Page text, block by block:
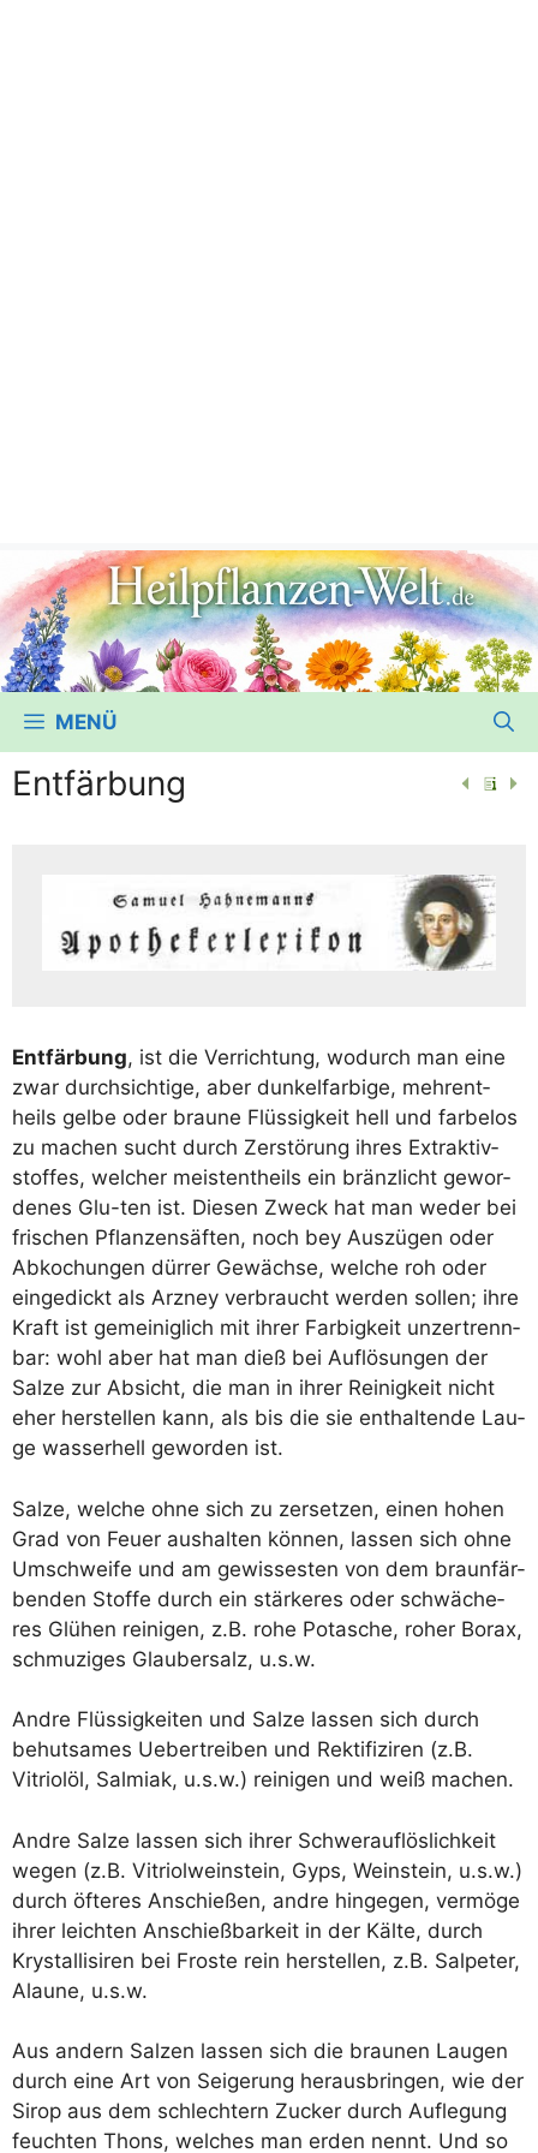
MENÜ
Entfärbung
Ent­fär­bung, ist die Ver­rich­tung, wodurch man eine
zwar durch­sich­ti­ge, aber dun­kel­far­bi­ge, meh­rent­
heils gel­be oder brau­ne Flüs­sig­keit hell und farbelos
zu machen sucht durch Zer­stö­rung ihres Extrak­tiv­
stof­fes, wel­cher meis­tent­heils ein bränz­licht gewor­
de­nes Glu-ten ist. Die­sen Zweck hat man weder bei
fri­schen Pflan­zen­säf­ten, noch bey Aus­zü­gen oder
Abko­chun­gen dür­rer Gewäch­se, wel­che roh oder
ein­ge­dickt als Arz­ney ver­braucht wer­den sol­len; ihre
Kraft ist gemei­nig­lich mit ihrer Far­big­keit unzer­trenn­
bar: wohl aber hat man dieß bei Auf­lö­sun­gen der
Sal­ze zur Absicht, die man in ihrer Rei­nig­keit nicht
eher her­stel­len kann, als bis die sie ent­hal­ten­de Lau­
ge was­ser­hell gewor­den ist.
Sal­ze, wel­che ohne sich zu zer­set­zen, einen hohen
Grad von Feu­er aus­hal­ten kön­nen, las­sen sich ohne
Umschwei­fe und am gewis­ses­ten von dem braun­fär-
ben­den Stof­fe durch ein stär­ke­res oder schwä­che­
res Glü­hen rei­ni­gen, z.B. rohe Pota­sche, roher Borax,
schmu­zi­ges Glau­ber­salz, u.s.w.
And­re Flüs­sig­kei­ten und Sal­ze las­sen sich durch
behut­sa­mes Ueber­trei­ben und Rek­ti­fi­zi­ren (z.B.
Vitriol­öl, Sal­mi­ak, u.s.w.) rei­ni­gen und weiß machen.
And­re Sal­ze las­sen sich ihrer Schwer­auf­lös­lich­keit
wegen (z.B. Vitriol­wein­stein, Gyps, Wein­stein, u.s.w.)
durch öfte­res Anschie­ßen, and­re hin­ge­gen, ver­mö­ge
ihrer leich­ten Anschieß­bar­keit in der Käl­te, durch
Krystal­li­si­ren bei Fros­te rein her­stel­len, z.B. Sal­pe­ter,
Alau­ne, u.s.w.
Aus andern Sal­zen las­sen sich die brau­nen Lau­gen
durch eine Art von Sei­ge­rung her­aus­brin­gen, wie der
Sirop aus dem schlech­tern Zucker durch Auf­le­gung
feuch­ten Thons, wel­ches man erden nennt. Und so